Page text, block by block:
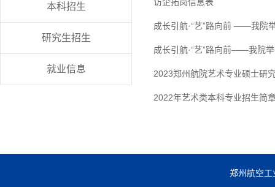
本科招生
研究生招生
就业信息
成长引航·“艺”路向前 ——我院
成长引航·“艺”路向前——我院
2023郑州航院艺术专业硕士研
2022年艺术类本科专业招生简
郑州航空